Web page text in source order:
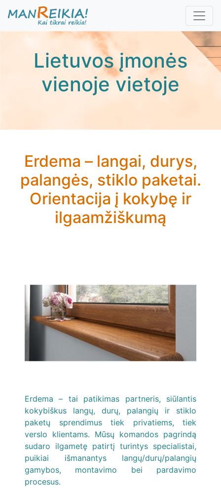
pagrindinį
Lietuvos įmonės
vienoje vietoje
Erdema – langai, durys,
palangės, stiklo paketai.
Orientacija į kokybę ir
ilgaamžiškumą
Erdema – tai patikimas partneris, siūlantis
kokybiškus langų, durų, palangių ir stiklo
paketų sprendimus tiek privatiems, tiek
verslo klientams. Mūsų komandos pagrindą
sudaro ilgametę patirtį turintys specialistai,
puikiai išmanantys langų/durų/palangių
gamybos, montavimo bei pardavimo
procesus.